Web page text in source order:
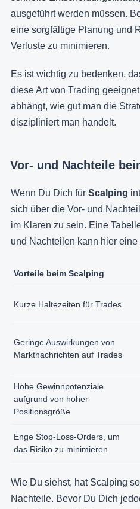
ausgeführt werden müssen.
eine sorgfältige Planung und
Verluste zu minimieren.
Es ist wichtig zu bedenken,
diese Art von Trading
abhängt, wie gut man die
diszipliniert man handelt.
Vor- und Nachteile
Wenn Du Dich für Scalping
sich über die Vor- und
im Klaren zu sein. Eine
und Nachteilen kann hier
Vorteile beim Scalping
Kurze Haltezeiten für Trades
Geringe Auswirkungen von
Marktnachrichten auf Trades
Hohe Gewinnpotenziale
aufgrund von hoher
Positionsgröße
Enge Stop-Loss-Orders, um
das Risiko zu minimieren
Wie Du siehst, hat Scalping
Nachteile. Bevor Du Dich